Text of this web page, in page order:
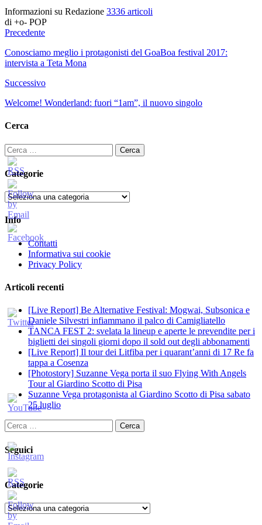
Informazioni su Redazione 3336 articoli
di +o- POP
Precedente
Conosciamo meglio i protagonisti del GoaBoa festival 2017:
intervista a Teta Mona
Successivo
Welcome! Wonderland: fuori “1am”, il nuovo singolo
Cerca
Ricerca
per:
Categorie
Categorie
Info
Contatti
Informativa sui cookie
Privacy Policy
Articoli recenti
[Live Report] Be Alternative Festival: Mogwai, Subsonica e
Daniele Silvestri infiammano il palco di Camigliatello
TANCA FEST 2: svelata la lineup e aperte le prevendite per i
biglietti dei singoli giorni dopo il sold out degli abbonamenti
[Live Report] Il tour dei Litfiba per i quarant’anni di 17 Re fa
tappa a Cosenza
[Photostory] Suzanne Vega porta il suo Flying With Angels
Tour al Giardino Scotto di Pisa
Suzanne Vega protagonista al Giardino Scotto di Pisa sabato
25 luglio
Ricerca
per:
Seguici
Categorie
Categorie